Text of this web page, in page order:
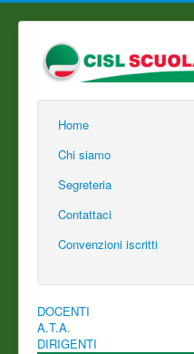
Home
Chi siamo
Segreteria
Contattaci
Convenzioni iscritti
DOCENTI
A.T.A.
DIRIGENTI